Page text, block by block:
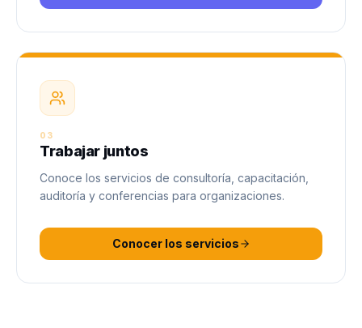
03
Trabajar juntos
Conoce los servicios de consultoría, capacitación,
auditoría y conferencias para organizaciones.
Conocer los servicios